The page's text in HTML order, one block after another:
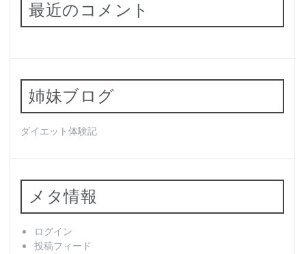
最近のコメント
姉妹ブログ
ダイエット体験記
メタ情報
ログイン
投稿フィード